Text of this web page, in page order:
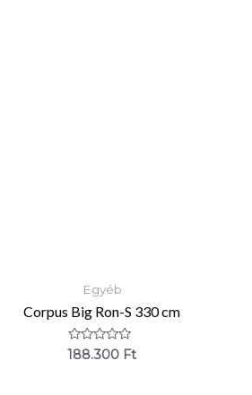
Egyéb
Corpus Big Ron-S 330 cm
Értékelés:
188.300 Ft